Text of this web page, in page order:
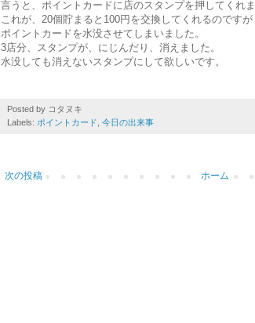
言うと、ポイントカードに店のスタンプを押してくれま
これが、20個貯まると100円を交換してくれるのですが
ポイントカードを水没させてしまいました。
3店分、スタンプが、にじんだり、消えました。
水没しても消えないスタンプにして欲しいです。
Posted by コタヌキ
Labels: ポイントカード 今日の出来事
次の投稿 ホーム